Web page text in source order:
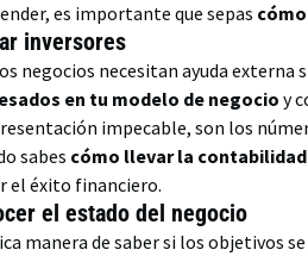
es importante que sepas
inversores
negocios necesitan ayuda externa
en tu modelo de negocio y
impecable, son los
sabes cómo llevar la contabilidad
el éxito financiero.
el estado del negocio
manera de saber si los objetivos